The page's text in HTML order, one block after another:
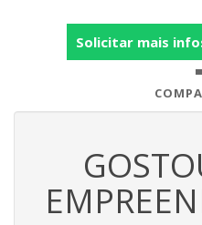
Solicitar mais